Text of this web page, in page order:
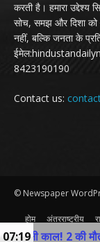
करती है। हमारा उद्देश्य
सोच, समझ और दिशा को
नहीं, बल्कि जनता के
8423190190
Contact us:
© Newspaper
होम अंतरराष्ट्रीय
व्यापार
खेल अन्य
काल! 2 की मौत
07:19